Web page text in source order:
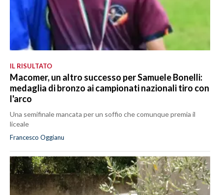
IL RISULTATO
Macomer, un altro successo per Samuele Bonelli:
medaglia di bronzo ai campionati nazionali tiro con
l'arco
Una semifinale mancata per un soffio che comunque premia il
liceale
Francesco Oggianu